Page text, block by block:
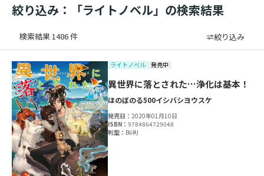
絞り込み：「ライトノベル」の検索結果
検索結果 1486 件 絞り込み
ライトノベル 発売中
異世界に落とされた…浄化は基本！
ほのぼのる500イシバシヨウスケ
発売日：2020年01月10日
ISBN：9784864729048
判型： B6判